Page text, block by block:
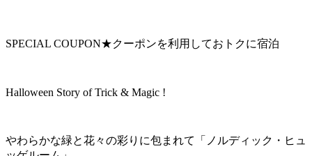
SPECIAL COUPON★クーポンを利用しておトクに宿泊
Halloween Story of Trick & Magic !
やわらかな緑と花々の彩りに包まれて「ノルディック・ヒュ